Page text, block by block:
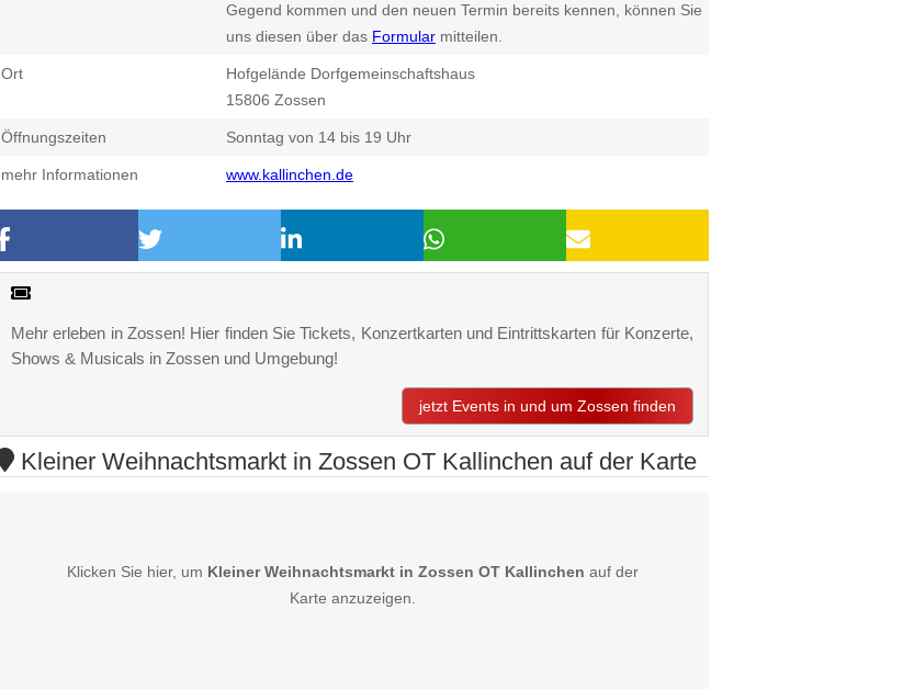
Gegend kommen und den neuen Termin bereits kennen, können Sie
uns diesen über das Formular mitteilen.
Ort
Hofgelände Dorfgemeinschaftshaus
15806 Zossen
Öffnungszeiten Sonntag von 14 bis 19 Uhr
mehr Informationen www.kallinchen.de
Mehr erleben in Zossen! Hier finden Sie Tickets, Konzertkarten und Eintrittskarten für Konzerte,
Shows & Musicals in Zossen und Umgebung!
jetzt Events in und um Zossen finden
Kleiner Weihnachtsmarkt in Zossen OT Kallinchen auf der Karte
Klicken Sie hier, um Kleiner Weihnachtsmarkt in Zossen OT Kallinchen auf der
Karte anzuzeigen.